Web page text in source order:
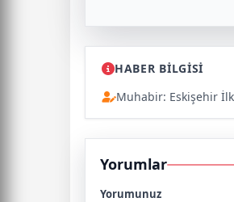
HABER BİLGİSİ
Muhabir: Eskişehir
Yorumlar
Yorumunuz